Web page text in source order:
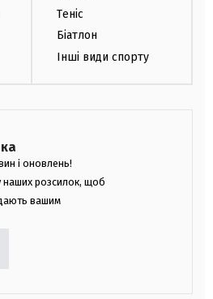
Теніс
Біатлон
Інші види спорту
і оновлень!
наших розсилок, щоб
вашим